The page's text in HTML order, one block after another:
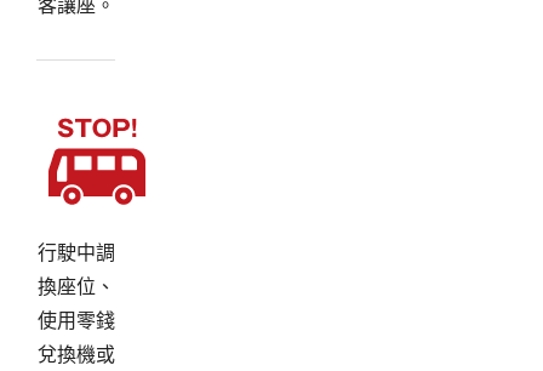
客讓座。
行駛中調
換座位、
使用零錢
兌換機或